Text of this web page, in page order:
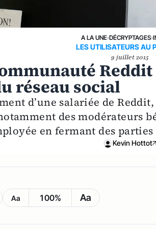
A LA UNE›DÉCRYPTAGES›
LES UTILISATEURS AU
9 juillet 2015
réseau social
d’une salariée de
des modérateurs
en fermant des
Kevin Hottot
Aa 100% Aa